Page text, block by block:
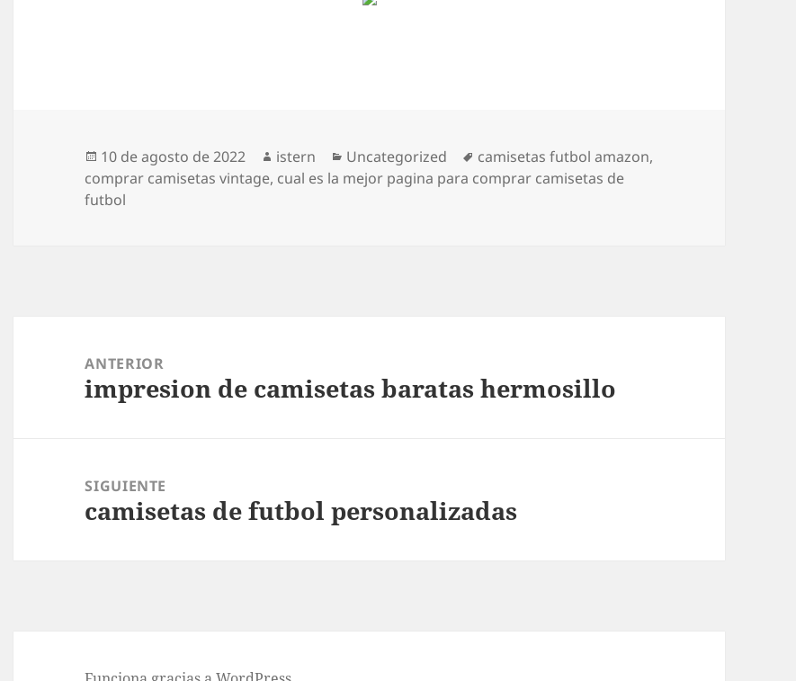
Publicado
el
10 de agosto de 2022 Autor
istern Categorías
Uncategorized Etiquetas
camisetas futbol amazon,
comprar camisetas vintage, cual es la mejor pagina para comprar camisetas de
futbol
entradas
ANTERIOR
Entrada
impresion de camisetas baratas hermosillo
SIGUIENTE
Entrada
camisetas de futbol personalizadas